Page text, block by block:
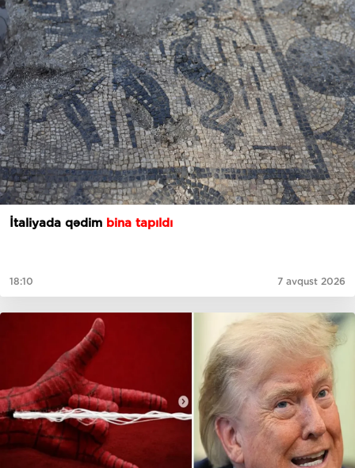
İtaliyada qədim bina tapıldı
18:10 7 avqust 2026